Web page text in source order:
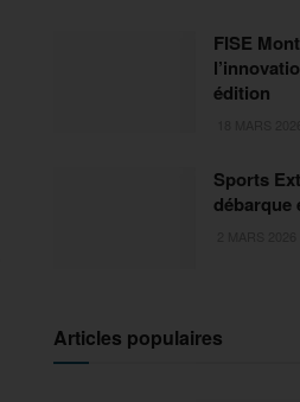
FISE
édition
Sports
débarque
Articles populaires